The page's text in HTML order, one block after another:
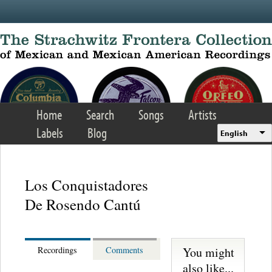
Home Search Songs
Artists
Labels
Blog English
Los Conquistadores
De Rosendo Cantú
Recordings Comments
You might
also like...